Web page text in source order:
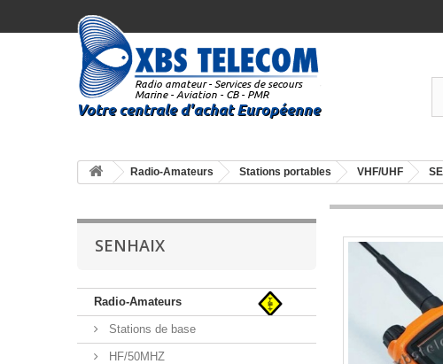
Radio-Amateurs Stations portables VHF/UHF
SENHAIX
Radio-Amateurs
Stations de base
HF/50MHZ